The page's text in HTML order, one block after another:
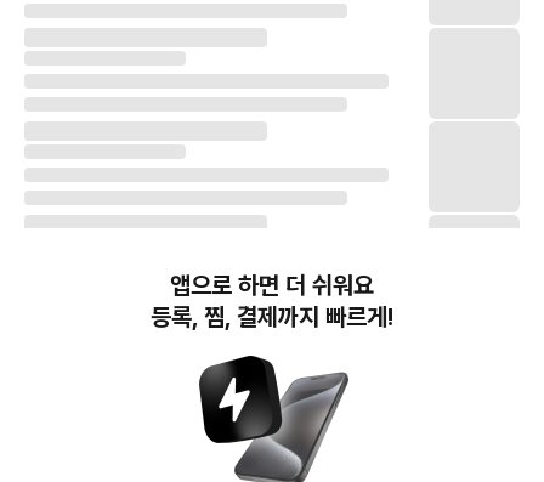
번개장터(주) 사업자정보, 이용약관 및 기타 법적고지
번개장터㈜는 통신판매중개자이며, 통신판매의 당사자가 아닙니다. 전자상거래 등에서의
소비자보호에 관한 법률 등 관련 법령 및 번개장터㈜의 약관에 따라 상품, 상품정보, 거래에 관한 책임은
앱으로 하면 더 쉬워요
등록, 찜, 결제까지 빠르게!